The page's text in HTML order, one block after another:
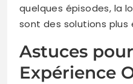
quelques épisodes, la
sont des solutions plus
Astuces
Expérience